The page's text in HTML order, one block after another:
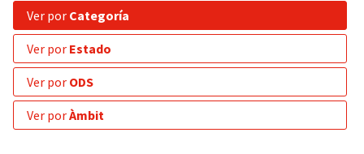
ver por Categoría
ver por Estado
ver por ODS
ver porÀmbit